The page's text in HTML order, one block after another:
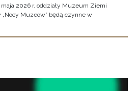
2026 r. oddziały Muzeum Ziemi
„Nocy Muzeów” będą czynne w